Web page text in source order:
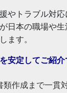
やトラブル対応
日本の職場や生
ます。
安定してご紹
類作成まで一貫